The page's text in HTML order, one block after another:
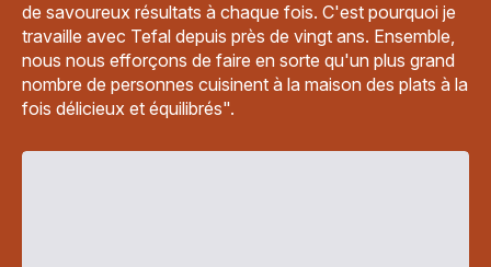
de savoureux résultats à chaque fois. C'est pourquoi je
travaille avec Tefal depuis près de vingt ans. Ensemble,
nous nous efforçons de faire en sorte qu'un plus grand
nombre de personnes cuisinent à la maison des plats à la
fois délicieux et équilibrés".